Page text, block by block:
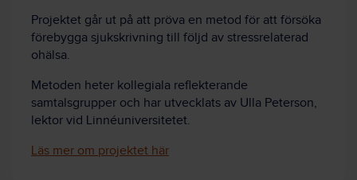
Projektet går ut på att pröva en metod för att försöka
förebygga sjukskrivning till följd av stressrelaterad
ohälsa.
Metoden heter kollegiala reflekterande
samtalsgrupper och har utvecklats av Ulla Peterson,
lektor vid Linnéuniversitetet.
Läs mer om projektet här